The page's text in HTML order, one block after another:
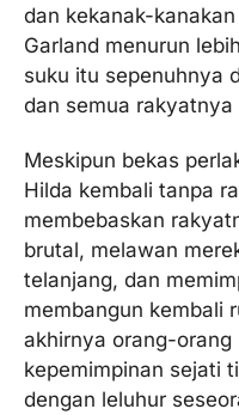
dan kekanak-
Garland menurun
suku itu sepenuhnya
dan semua rakyatnya
Meskipun bekas
Hilda kembali tanpa
membebaskan
brutal, melawan
telanjang, dan
membangun kembali
akhirnya orang-orang
kepemimpinan sejati
dengan leluhur